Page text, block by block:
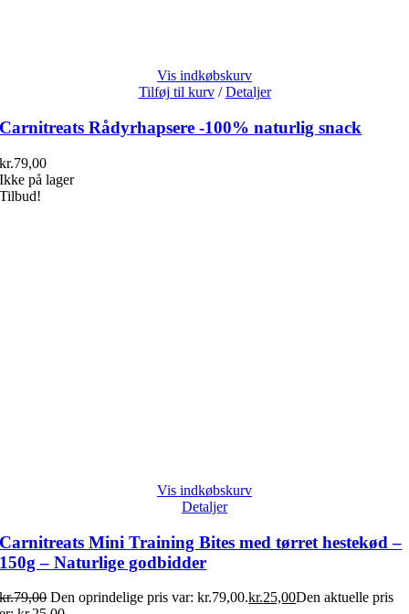
Vis indkøbskurv
Tilføj til kurv / Detaljer
Carnitreats Rådyrhapsere -100% naturlig snack
kr.79,00
Ikke på lager
Tilbud!
Vis indkøbskurv
Detaljer
Carnitreats Mini Training Bites med tørret hestekød –
150g – Naturlige godbidder
kr.79,00 Den oprindelige pris var: kr.79,00.kr.25,00Den aktuelle pris